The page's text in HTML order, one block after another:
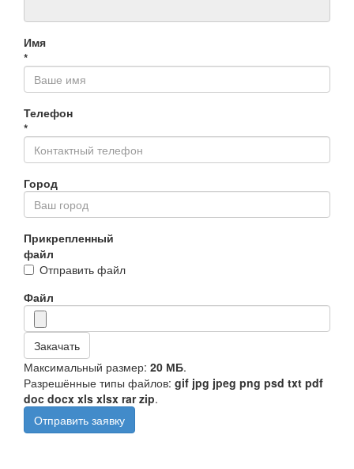
Имя
*
Телефон
*
Город
Прикрепленный
файл
Отправить файл
Файл
Закачать
Максимальный размер: 20 МБ.
Разрешённые типы файлов: gif jpg jpeg png psd txt pdf
doc docx xls xlsx rar zip.
Отправить заявку